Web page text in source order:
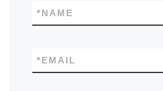
NAME
*
EMAIL
*